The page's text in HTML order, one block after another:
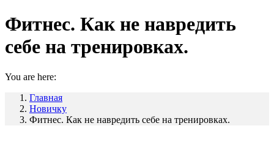
Фитнес. Как не навредить
себе на тренировках.
You are here:
Главная
Новичку
Фитнес. Как не навредить себе на тренировках.